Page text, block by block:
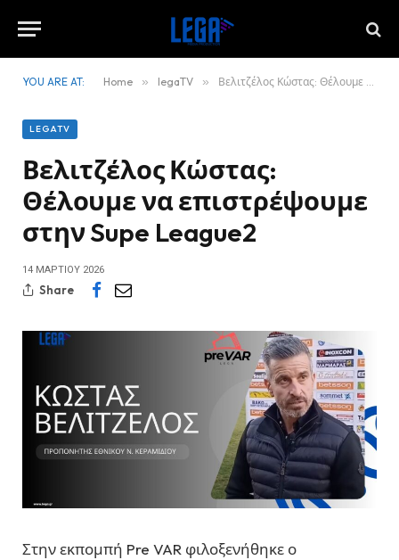
YOU ARE AT: Home » legaTV » Βελιτζέλος Κώστας: Θέλουμε να επιστρέψουμε στην Supe League2
LEGATV
Βελιτζέλος Κώστας:
Θέλουμε να επιστρέψουμε
στην Supe League2
14 ΜΑΡΤΊΟΥ 2026
Share
Στην εκπομπή Pre VAR φιλοξενήθηκε ο